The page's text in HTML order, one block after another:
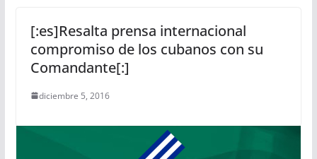
[:es]Resalta prensa internacional
compromiso de los cubanos con su
Comandante[:]
diciembre 5, 2016